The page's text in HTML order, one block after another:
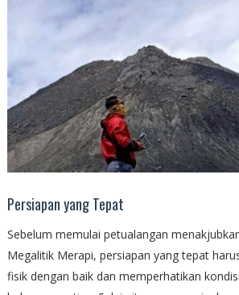
Persiapan yang Tepat
Sebelum memulai petualangan
Megalitik Merapi, persiapan yang tepat
fisik dengan baik dan memperhatikan